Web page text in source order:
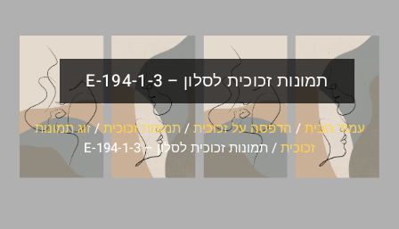
תמונות זכוכית לסלון – E-194-1-3
עמוד הבית/ הדפסה על זכוכית/תמונות זכוכית/זוג תמונות
זכוכית/ תמונות זכוכית לסלון – E-194-1-3